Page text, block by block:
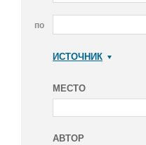
по
ИСТОЧНИК
МЕСТО
АВТОР